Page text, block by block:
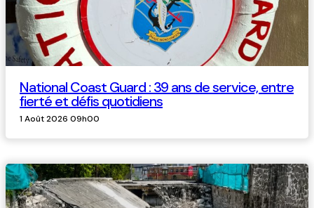
National Coast Guard : 39 ans de service, entre
fierté et défis quotidiens
1 Août 2026 09h00